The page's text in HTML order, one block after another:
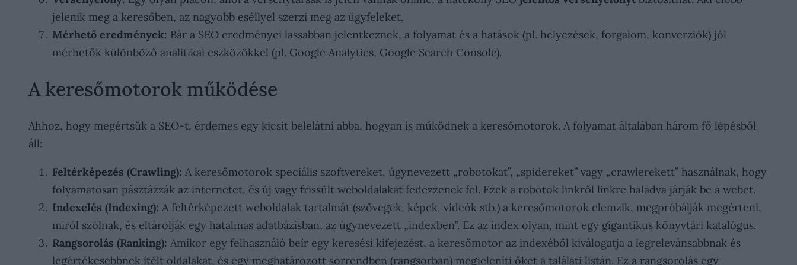
jelenik meg a keresőben, az nagyobb eséllyel szerzi meg az ügyfeleket.
Mérhető eredmények: Bár a SEO eredményei lassabban jelentkeznek, a folyamat és a hatások (pl. helyezések, forgalom, konverziók) jól
mérhetők különböző analitikai eszközökkel (pl. Google Analytics, Google Search Console).
A keresőmotorok működése
Ahhoz, hogy megértsük a SEO-t, érdemes egy kicsit belelátni abba, hogyan is működnek a keresőmotorok. A folyamat általában három fő lépésből
áll:
Feltérképezés (Crawling): A keresőmotorok speciális szoftvereket, úgynevezett „robotokat”, „spidereket” vagy „crawlerekett” használnak, hogy
folyamatosan pásztázzák az internetet, és új vagy frissült weboldalakat fedezzenek fel. Ezek a robotok linkről linkre haladva járják be a webet.
Indexelés (Indexing): A feltérképezett weboldalak tartalmát (szövegek, képek, videók stb.) a keresőmotorok elemzik, megpróbálják megérteni,
miről szólnak, és eltárolják egy hatalmas adatbázisban, az úgynevezett „indexben”. Ez az index olyan, mint egy gigantikus könyvtári katalógus.
Rangsorolás (Ranking): Amikor egy felhasználó beír egy keresési kifejezést, a keresőmotor az indexéből kiválogatja a legrelevánsabbnak és
legértékesebbnek ítélt oldalakat, és egy meghatározott sorrendben (rangsorban) megjeleníti őket a találati listán. Ez a rangsorolás egy